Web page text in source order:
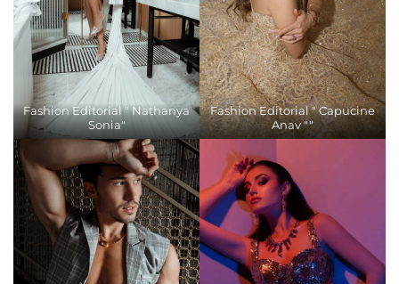
Fashion Editorial " Nathanya
Sonia"
Fashion Editorial " Capucine
Anav ""